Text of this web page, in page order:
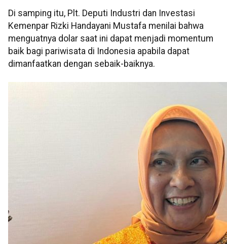
Di samping itu, Plt. Deputi Industri dan Investasi
Kemenpar Rizki Handayani Mustafa menilai bahwa
menguatnya dolar saat ini dapat menjadi momentum
baik bagi pariwisata di Indonesia apabila dapat
dimanfaatkan dengan sebaik-baiknya.